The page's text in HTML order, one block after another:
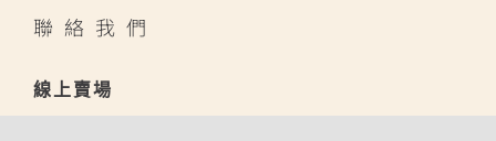
聯絡我們
線上賣場